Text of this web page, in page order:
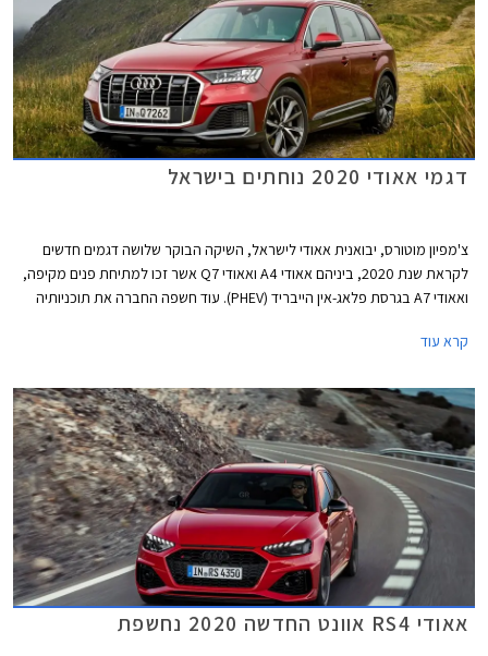
דגמי אאודי 2020 נוחתים בישראל
צ'מפיון מוטורס, יבואנית אאודי לישראל, השיקה הבוקר שלושה דגמים חדשים
לקראת שנת 2020, ביניהם אאודי A4 ואאודי Q7 אשר זכו למתיחת פנים מקיפה,
ואאודי A7 בגרסת פלאג-אין הייבריד (PHEV). עוד חשפה החברה את תוכניותיה
קרא עוד
אאודי RS4 אוונט החדשה 2020 נחשפת